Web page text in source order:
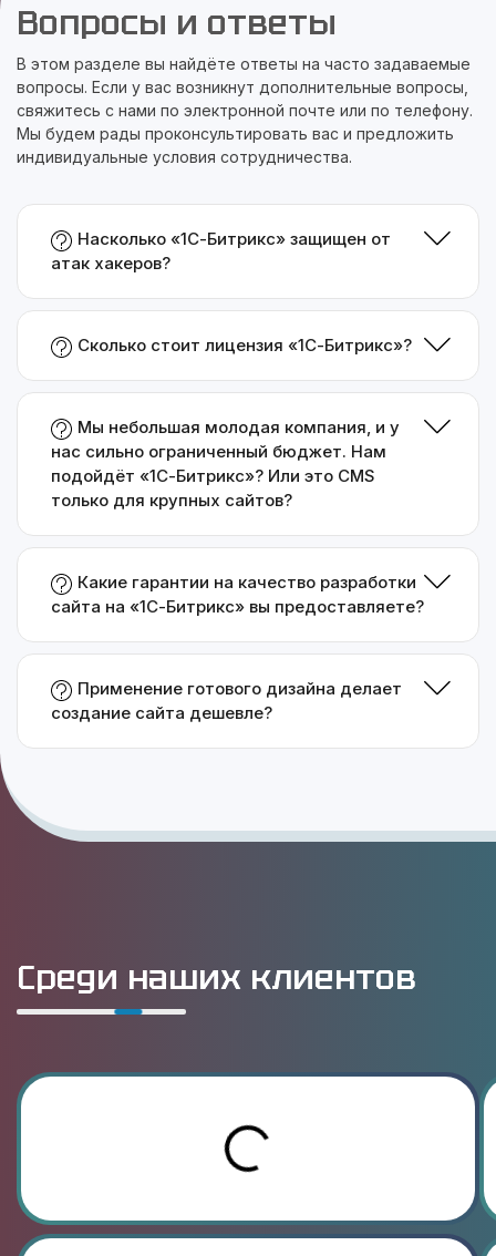
Вопросы и ответы
В этом разделе вы найдёте ответы на часто задаваемые
вопросы. Если у вас возникнут дополнительные вопросы,
свяжитесь с нами по электронной почте или по телефону.
Мы будем рады проконсультировать вас и предложить
индивидуальные условия сотрудничества.
Насколько «1С-Битрикс» защищен от
атак хакеров?
Сколько стоит лицензия «1С-Битрикс»?
Мы небольшая молодая компания, и у
нас сильно ограниченный бюджет. Нам
подойдёт «1С-Битрикс»? Или это CMS
только для крупных сайтов?
Какие гарантии на качество разработки
сайта на «1С-Битрикс» вы предоставляете?
Применение готового дизайна делает
создание сайта дешевле?
Среди наших клиентов